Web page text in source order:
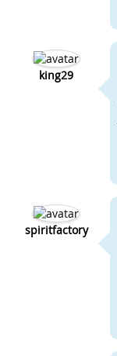
king29
spiritfactory